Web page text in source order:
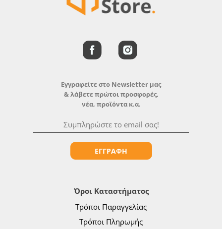
Όροι Καταστήματος
Τρόποι Παραγγελίας
Τρόποι Πληρωμής
Εγγραφείτε στο Newsletter μας
& λάβετε πρώτοι προσφορές,
νέα, προϊόντα κ.α.
ΕΓΓΡΑΦΗ